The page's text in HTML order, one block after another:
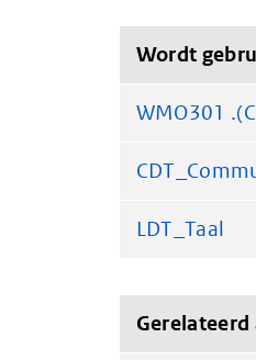
Wordt
WMO301
LDT_Taal
Gerelateerd